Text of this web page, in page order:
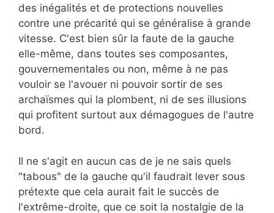
des inégalités et de protections nouvelles
contre une précarité qui se généralise à grande
vitesse. C'est bien sûr la faute de la gauche
elle-même, dans toutes ses composantes,
gouvernementales ou non, même à ne pas
vouloir se l'avouer ni pouvoir sortir de ses
archaïsmes qui la plombent, ni de ses illusions
qui profitent surtout aux démagogues de l'autre
bord.
Il ne s'agit en aucun cas de je ne sais quels
"tabous" de la gauche qu'il faudrait lever sous
prétexte que cela aurait fait le succès de
l'extrême-droite, que ce soit la nostalgie de la